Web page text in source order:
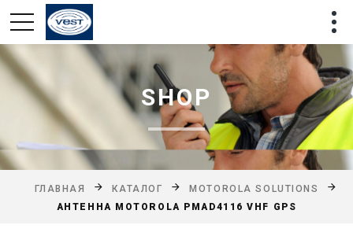
SHOP
ГЛАВНАЯ КАТАЛОГ
MOTOROLA SOLUTIONS
АНТЕННА MOTOROLA PMAD4116 VHF GPS